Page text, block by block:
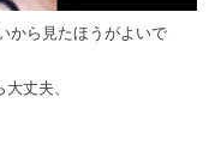
から見たほうがよいで
丈夫、